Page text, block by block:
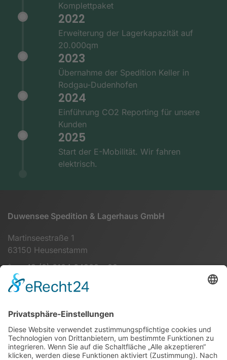
Komplettpaket
2022
Erweiterung der Lagerkapazität auf
20.000qm
2023
Übernahme der Spedition Keller in
Rodgau-Dudenhofen
2024
Einführung CO2 Reporting für unsere
Kunden
2025
Start der E-Mobilität. Wir fahren
elektrisch.
Duwensee Spedition & Lagerhaus GmbH
Martinseestraße 1
63150 Heusenstamm
+49 (0) 6104 64860 - 00
info@duwensee-gmbh.de
Spezialisten für:
Fernverkehr Transport Europa